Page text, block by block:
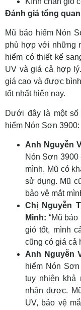
Đánh giá tổng quan
Mũ bảo hiểm Nón
phù hợp với những
hiểm có thiết kế
UV và giá cả hợp
giá cao và được
tốt nhất hiện nay.
Dưới đây là một
hiểm Nón Sơn 3900:
Anh Nguyễn
Nón Sơn 3900
mình. Mũ có
sử dụng. Mũ
bảo vệ mắt
Chị Nguyễn
Minh: “Mũ
gió tốt, mình
cũng có giá cả
Anh Nguyễn
hiểm Nón
tuy nhiên khả
nhận được.
UV, bảo vệ